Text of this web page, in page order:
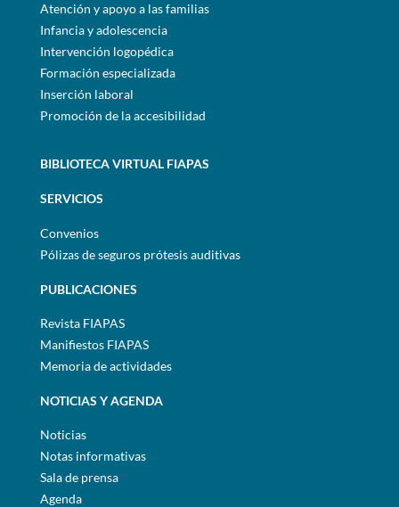
Atención y apoyo a las familias
Infancia y adolescencia
Intervención logopédica
Formación especializada
Inserción laboral
Promoción de la accesibilidad
BIBLIOTECA VIRTUAL FIAPAS
SERVICIOS
Convenios
Pólizas de seguros prótesis auditivas
PUBLICACIONES
Revista FIAPAS
Manifiestos FIAPAS
Memoria de actividades
NOTICIAS Y AGENDA
Noticias
Notas informativas
Sala de prensa
Agenda